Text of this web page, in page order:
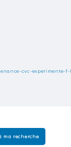
cvc-experimente-f-
ma recherche